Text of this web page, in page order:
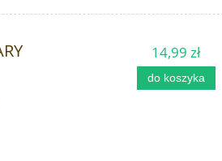
14,99 zł
do koszyka